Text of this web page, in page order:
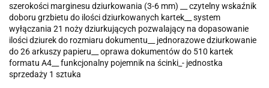
szerokości marginesu dziurkowania (3-6 mm) __ czytelny wskaźnik
doboru grzbietu do ilości dziurkowanych kartek__ system
wyłączania 21 noży dziurkujących pozwalający na dopasowanie
ilości dziurek do rozmiaru dokumentu__ jednorazowe dziurkowanie
do 26 arkuszy papieru__ oprawa dokumentów do 510 kartek
formatu A4__ funkcjonalny pojemnik na ścinki_- jednostka
sprzedaży 1 sztuka